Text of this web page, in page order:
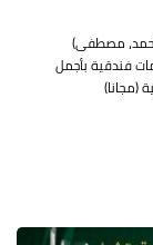
مصطفى)
فندقية بأجمل
(مجانا)